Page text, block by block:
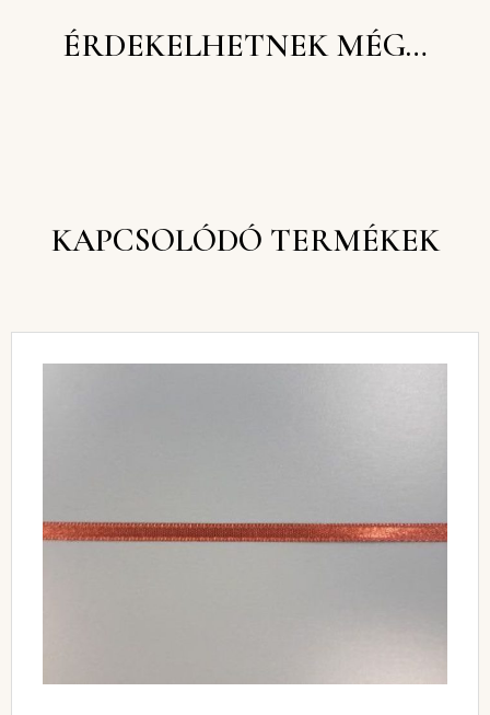
ÉRDEKELHETNEK MÉG…
KAPCSOLÓDÓ TERMÉKEK